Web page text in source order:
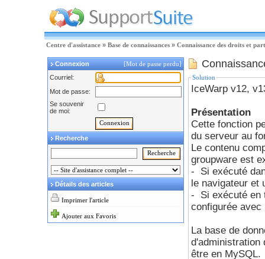
Centre d'assistance » Base de connaissances » Connaissance des droits et
Connexion
[Mot de passe perdu]
Courriel:
Mot de passe:
Se souvenir
de moi:
Recherche
Détails des articles
Imprimer l'article
Ajouter aux Favoris
Solution
IceWarp v12,
Présentation
Cette fonction
du serveur au
Le contenu
groupware est
- Si exécuté
le navigateur et
- Si exécuté en
configurée
La base de
d'administration
être en MySQL.